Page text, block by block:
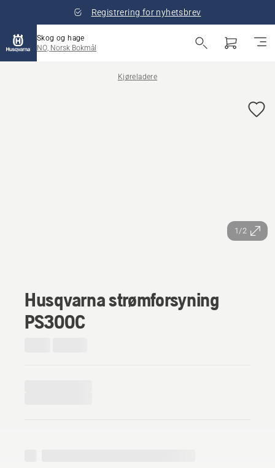
Registrering for nyhetsbrev
Skog og hage
NO, Norsk Bokmål
Kjøreladere
1/2
Husqvarna strømforsyning
PS300C